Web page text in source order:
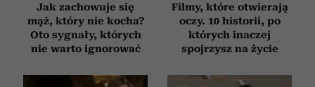
Jak zachowuje się
mąż, który nie kocha?
Oto sygnały, których
nie warto ignorować
Filmy, które otwierają
oczy. 10 historii, po
których inaczej
spojrzysz na życie